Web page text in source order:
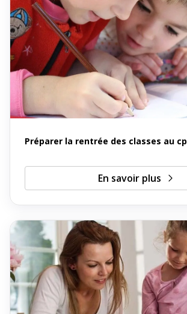
Préparer la rentrée des classes au cp
En savoir plus